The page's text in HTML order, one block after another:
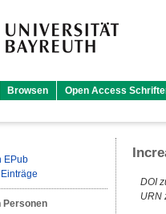
Browsen Open Access
EPub
Personen
DOI
URN